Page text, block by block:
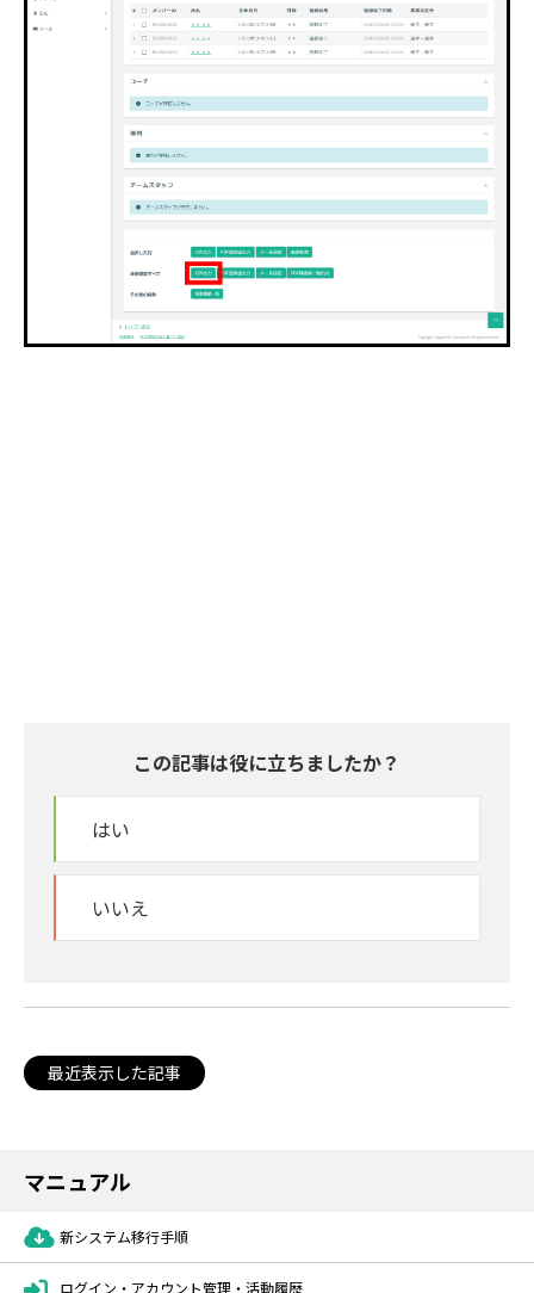
この記事は役に立ちましたか？
はい
いいえ
最近表示した記事
マニュアル
新システム移行手順
ログイン・アカウント管理・活動履歴